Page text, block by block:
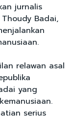
jurnalis
Badai,
relawan asal
yang
serius